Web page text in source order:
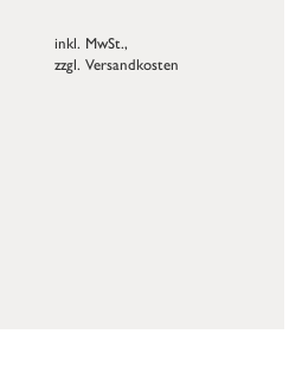
inkl. MwSt.,
zzgl. Versandkosten